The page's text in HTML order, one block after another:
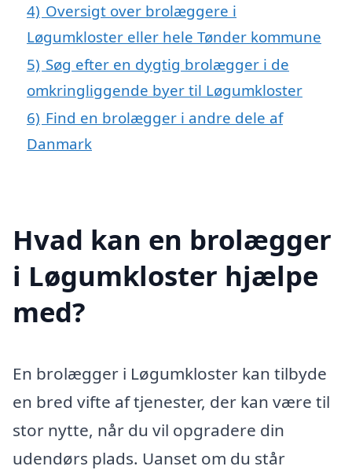
4) Oversigt over brolæggere i
Løgumkloster eller hele Tønder kommune
5) Søg efter en dygtig brolægger i de
omkringliggende byer til Løgumkloster
6) Find en brolægger i andre dele af
Danmark
Hvad kan en brolægger
i Løgumkloster hjælpe
med?
En brolægger i Løgumkloster kan tilbyde
en bred vifte af tjenester, der kan være til
stor nytte, når du vil opgradere din
udendørs plads. Uanset om du står